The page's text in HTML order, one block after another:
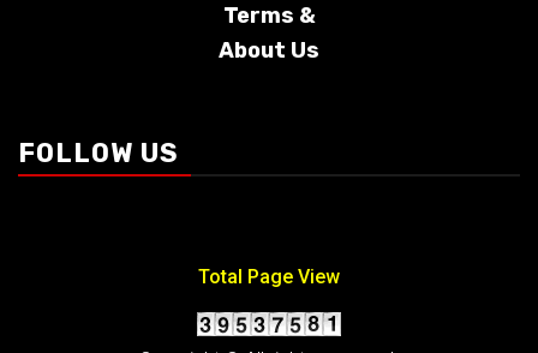
Terms &
About Us
FOLLOW US
Total Page View